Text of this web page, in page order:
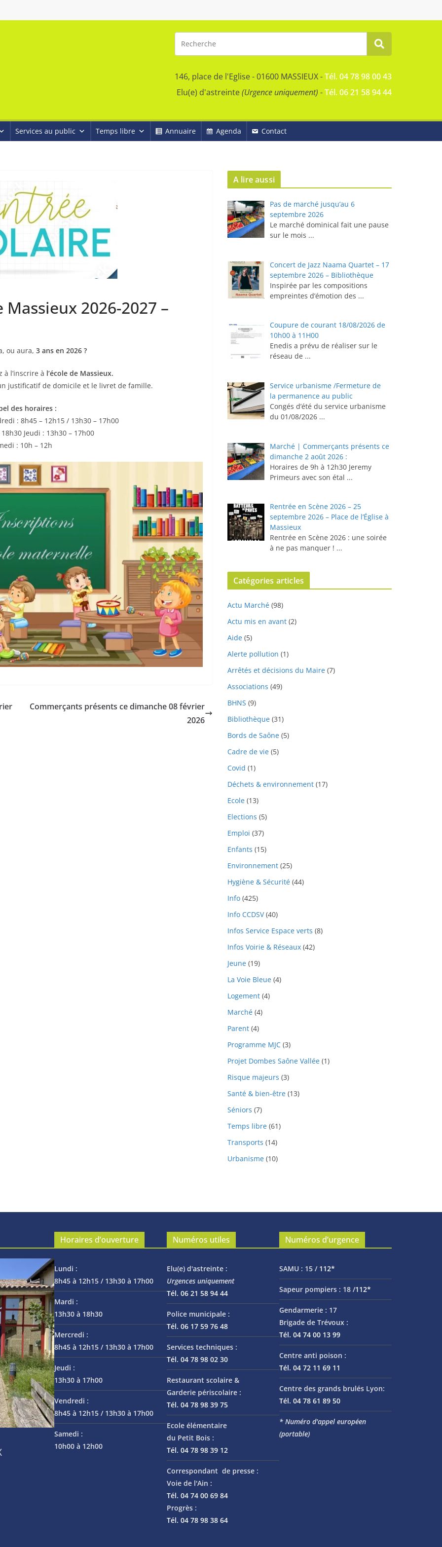
146, place de l'Eglise - 01600 MASSIEUX -Tél. 04 78 98 00 43
Elu(e) d'astreinte(Urgence uniquement) -Tél. 06 21 58 94 44
Services au public Temps libre Annuaire Agenda Contact
2026-2027 –
ou aura, 3 ans en 2026 ?
à l’inscrire à l’école de Massieux.
justificatif de domicile et le livret de famille.
des horaires :
: 8h45 – 12h15 / 13h30 – 17h00
Jeudi : 13h30 – 17h00
: 10h – 12h
Commerçants présents ce dimanche 08 février
2026
A lire aussi
Pas de marché jusqu’au 6
septembre 2026
Le marché dominical fait une pause
sur le mois ...
Concert de Jazz Naama Quartet – 17
septembre 2026 – Bibliothèque
Inspirée par les compositions
empreintes d’émotion des ...
Coupure de courant 18/08/2026 de
10h00 à 11H00
Enedis a prévu de réaliser sur le
réseau de ...
Service urbanisme /Fermeture de
la permanence au public
Congés d’été du service urbanisme
du 01/08/2026 ...
Marché | Commerçants présents ce
dimanche 2 août 2026 :
Horaires de 9h à 12h30 ⁠Jeremy
Primeurs avec son étal ...
Rentrée en Scène 2026 – 25
septembre 2026 – Place de l’Église à
Massieux
Rentrée en Scène 2026 : une soirée
à ne pas manquer ! ...
Catégories articles
Actu Marché (98)
Actu mis en avant (2)
Aide (5)
Alerte pollution (1)
Arrêtés et décisions du Maire (7)
Associations (49)
BHNS (9)
Bibliothèque (31)
Bords de Saône (5)
Cadre de vie (5)
Covid (1)
Déchets & environnement (17)
Ecole (13)
Elections (5)
Emploi (37)
Enfants (15)
Environnement (25)
Hygiène & Sécurité (44)
Info (425)
Info CCDSV(40)
Infos Service Espace verts (8)
Infos Voirie & Réseaux (42)
Jeune (19)
La Voie Bleue (4)
Logement (4)
Marché (4)
Parent (4)
Programme MJC (3)
Projet Dombes Saône Vallée (1)
Risque majeurs (3)
Santé & bien-être (13)
Séniors (7)
Temps libre (61)
Transports (14)
Urbanisme (10)
Horaires d’ouverture
Lundi :
8h45 à 12h15 / 13h30 à 17h00
Mardi :
13h30 à 18h30
Mercredi :
8h45 à 12h15 / 13h30 à 17h00
Jeudi :
13h30 à 17h00
Vendredi :
8h45 à 12h15 / 13h30 à 17h00
Samedi :
10h00 à 12h00
Numéros utiles
Elu(e) d'astreinte :
Urgences uniquement
Tél. 06 21 58 94 44
Police municipale :
Tél. 06 17 59 76 48
Services techniques :
Tél. 04 78 98 02 30
Restaurant scolaire &
Garderie périscolaire :
Tél. 04 78 98 39 75
Ecole élémentaire
du Petit Bois :
Tél. 04 78 98 39 12
Correspondant de presse :
Voie de l'Ain :
Tél. 04 74 00 69 84
Progrès :
Tél. 04 78 98 38 64
Numéros d’urgence
SAMU : 15 / 112*
Sapeur pompiers : 18 /112*
Gendarmerie : 17
Brigade de Trévoux :
Tél. 04 74 00 13 99
Centre anti poison :
Tél. 04 72 11 69 11
Centre des grands brulés Lyon:
Tél. 04 78 61 89 50
* Numéro d'appel européen
(portable)